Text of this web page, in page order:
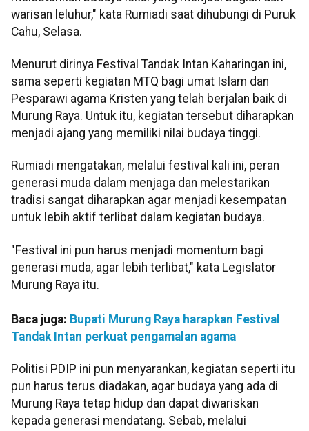
warisan leluhur," kata Rumiadi saat dihubungi di Puruk
Cahu, Selasa.
Menurut dirinya Festival Tandak Intan Kaharingan ini,
sama seperti kegiatan MTQ bagi umat Islam dan
Pesparawi agama Kristen yang telah berjalan baik di
Murung Raya. Untuk itu, kegiatan tersebut diharapkan
menjadi ajang yang memiliki nilai budaya tinggi.
Rumiadi mengatakan, melalui festival kali ini, peran
generasi muda dalam menjaga dan melestarikan
tradisi sangat diharapkan agar menjadi kesempatan
untuk lebih aktif terlibat dalam kegiatan budaya.
"Festival ini pun harus menjadi momentum bagi
generasi muda, agar lebih terlibat," kata Legislator
Murung Raya itu.
Baca juga: Bupati Murung Raya harapkan Festival
Tandak Intan perkuat pengamalan agama
Politisi PDIP ini pun menyarankan, kegiatan seperti itu
pun harus terus diadakan, agar budaya yang ada di
Murung Raya tetap hidup dan dapat diwariskan
kepada generasi mendatang. Sebab, melalui